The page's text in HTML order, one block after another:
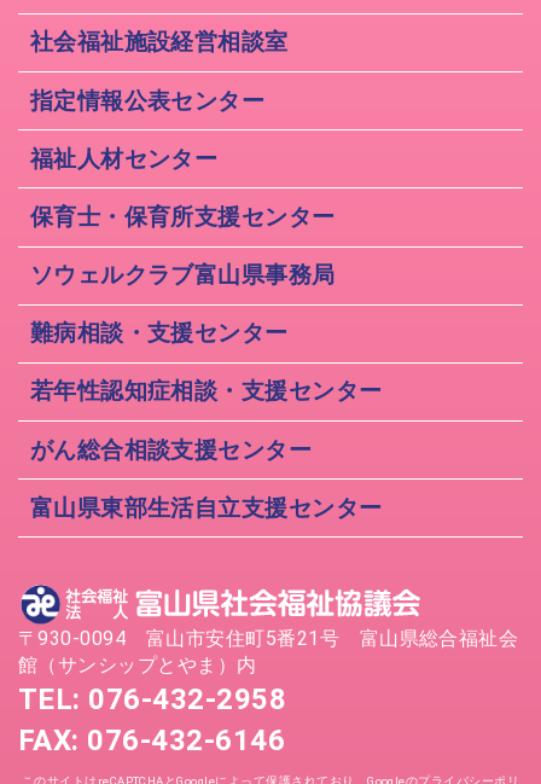
社会福祉施設経営相談室
指定情報公表センター
福祉人材センター
保育士・保育所支援センター
ソウェルクラブ富山県事務局
難病相談・支援センター
若年性認知症相談・支援センター
がん総合相談支援センター
富山県東部生活自立支援センター
〒930-0094 富山市安住町5番21号 富山県総合福祉会
館（サンシップとやま）内
TEL: 076-432-2958
FAX: 076-432-6146